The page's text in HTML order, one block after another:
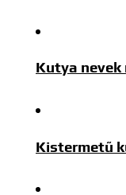
Kutya
Kistermetű